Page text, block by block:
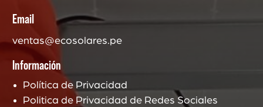
Email
ventas@ecosolares.pe
Información
Política de Privacidad
Politica de Privacidad de Redes Sociales